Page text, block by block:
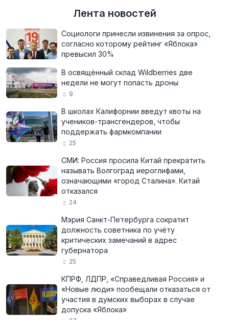
Лента новостей
Социологи принесли извинения за опрос,
согласно которому рейтинг «Яблока»
превысил 30%
В освящённый склад Wildberries две
недели не могут попасть дроны
9
В школах Калифорнии введут квоты на
учеников-трансгендеров, чтобы
поддержать фармкомпании
25
СМИ: Россия просила Китай прекратить
называть Волгоград иероглифами,
означающими «город Сталина». Китай
отказался
24
Мэрия Санкт-Петербурга сократит
должность советника по учёту
критических замечаний в адрес
губернатора
25
КПРФ, ЛДПР, «Справедливая Россия» и
«Новые люди» пообещали отказаться от
участия в думских выборах в случае
допуска «Яблока»